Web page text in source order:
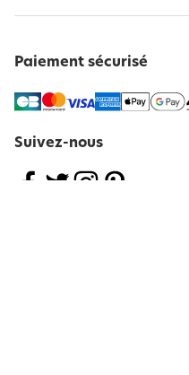
Paiement sécurisé
Suivez-nous